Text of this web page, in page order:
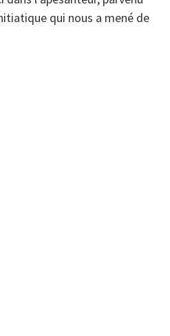
qui nous a mené de